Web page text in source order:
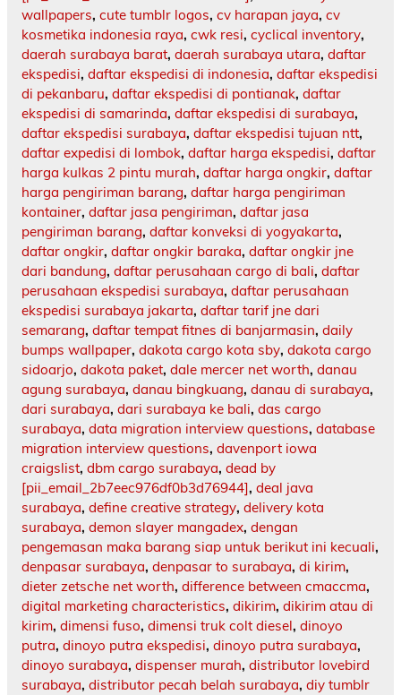
wallpapers, cute tumblr logos, cv harapan jaya, cv
kosmetika indonesia raya, cwk resi, cyclical inventory,
daerah surabaya barat, daerah surabaya utara, daftar
ekspedisi, daftar ekspedisi di indonesia, daftar ekspedisi
di pekanbaru, daftar ekspedisi di pontianak, daftar
ekspedisi di samarinda, daftar ekspedisi di surabaya,
daftar ekspedisi surabaya, daftar ekspedisi tujuan ntt,
daftar expedisi di lombok, daftar harga ekspedisi, daftar
harga kulkas 2 pintu murah, daftar harga ongkir, daftar
harga pengiriman barang, daftar harga pengiriman
kontainer, daftar jasa pengiriman, daftar jasa
pengiriman barang, daftar konveksi di yogyakarta,
daftar ongkir, daftar ongkir baraka, daftar ongkir jne
dari bandung, daftar perusahaan cargo di bali, daftar
perusahaan ekspedisi surabaya, daftar perusahaan
ekspedisi surabaya jakarta, daftar tarif jne dari
semarang, daftar tempat fitnes di banjarmasin, daily
bumps wallpaper, dakota cargo kota sby, dakota cargo
sidoarjo, dakota paket, dale mercer net worth, danau
agung surabaya, danau bingkuang, danau di surabaya,
dari surabaya, dari surabaya ke bali, das cargo
surabaya, data migration interview questions, database
migration interview questions, davenport iowa
craigslist, dbm cargo surabaya, dead by
[pii_email_2b7eec976df0b3d76944], deal java
surabaya, define creative strategy, delivery kota
surabaya, demon slayer mangadex, dengan
pengemasan maka barang siap untuk berikut ini kecuali,
denpasar surabaya, denpasar to surabaya, di kirim,
dieter zetsche net worth, difference between cmaccma,
digital marketing characteristics, dikirim, dikirim atau di
kirim, dimensi fuso, dimensi truk colt diesel, dinoyo
putra, dinoyo putra ekspedisi, dinoyo putra surabaya,
dinoyo surabaya, dispenser murah, distributor lovebird
surabaya, distributor pecah belah surabaya, diy tumblr